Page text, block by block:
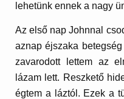
lehetünk ennek a nagy
Az első nap Johnnal
aznap éjszaka
zavarodott lettem az
lázam lett. Reszkető
égtem a láztól. Ezek a